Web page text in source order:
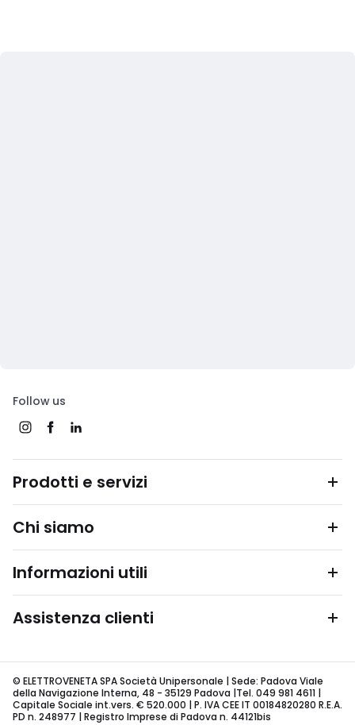
Follow us
Prodotti e servizi
Chi siamo
Informazioni utili
Assistenza clienti
© ELETTROVENETA SPA Società Unipersonale | Sede: Padova Viale
della Navigazione Interna, 48 - 35129 Padova |Tel. 049 981 4611 |
Capitale Sociale int.vers. € 520.000 | P. IVA CEE IT 00184820280 R.E.A.
PD n. 248977 | Registro Imprese di Padova n. 44121bis